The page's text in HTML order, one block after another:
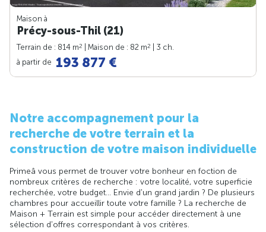
Maison à
Précy-sous-Thil (21)
Terrain de : 814 m2 | Maison de : 82 m2
| 3 ch.
à partir de 193 877 €
Notre accompagnement pour la
recherche de votre terrain et la
construction de votre maison individuelle
Primeâ vous permet de trouver votre bonheur en foction de
nombreux critères de recherche : votre localité, votre superficie
recherchée, votre budget... Envie d'un grand jardin ? De plusieurs
chambres pour accueillir toute votre famille ? La recherche de
Maison + Terrain est simple pour accéder directement à une
sélection d'offres correspondant à vos critères.